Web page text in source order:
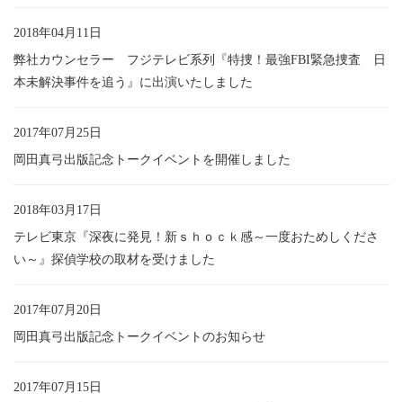
2018年04月11日
弊社カウンセラー フジテレビ系列『特捜！最強FBI緊急捜査 日
本未解決事件を追う』に出演いたしました
2017年07月25日
岡田真弓出版記念トークイベントを開催しました
2018年03月17日
テレビ東京『深夜に発見！新ｓｈｏｃｋ感～一度おためしくださ
い～』探偵学校の取材を受けました
2017年07月20日
岡田真弓出版記念トークイベントのお知らせ
2017年07月15日